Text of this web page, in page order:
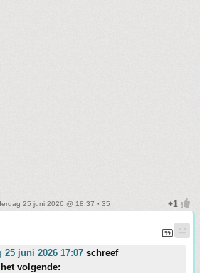
25 juni 2026 @ 18:37 • 35
25 juni 2026 17:07 schreef
het volgende: